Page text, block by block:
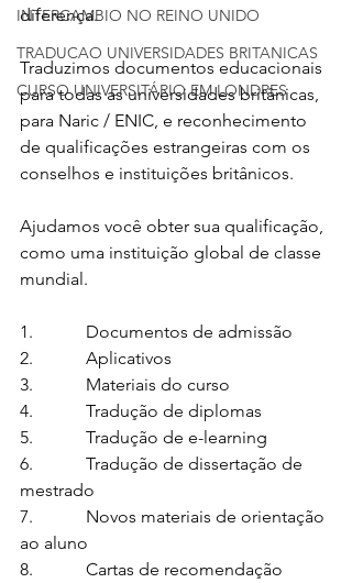
INTERCAMBIO NO REINO UNIDO
TRADUCAO UNIVERSIDADES BRITANICAS
CURSO UNIVERSITÁRIO EM LONDRES
diferença.
Traduzimos documentos educacionais
para todas as universidades britânicas,
para Naric / ENIC, e reconhecimento
de qualificações estrangeiras com os
conselhos e instituições britânicos.
Ajudamos você obter sua qualificação,
como uma instituição global de classe
mundial.
1.            Documentos de admissão
2.            Aplicativos
3.            Materiais do curso
4.            Tradução de diplomas
5.            Tradução de e-learning
6.            Tradução de dissertação de
mestrado
7.            Novos materiais de orientação
ao aluno
8.            Cartas de recomendação